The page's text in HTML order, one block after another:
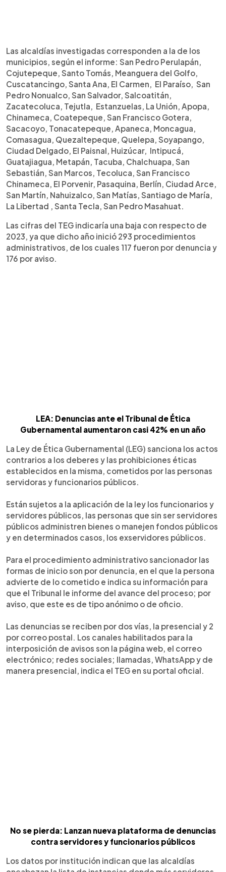
Las alcaldías investigadas corresponden a la de los
municipios, según el informe: San Pedro Perulapán,
Cojutepeque, Santo Tomás, Meanguera del Golfo,
Cuscatancingo, Santa Ana, El Carmen, El Paraíso, San
Pedro Nonualco, San Salvador, Salcoatitán,
Zacatecoluca, Tejutla, Estanzuelas, La Unión, Apopa,
Chinameca, Coatepeque, San Francisco Gotera,
Sacacoyo, Tonacatepeque, Apaneca, Moncagua,
Comasagua, Quezaltepeque, Quelepa, Soyapango,
Ciudad Delgado, El Paisnal, Huizúcar, Intipucá,
Guatajiagua, Metapán, Tacuba, Chalchuapa, San
Sebastián, San Marcos, Tecoluca, San Francisco
Chinameca, El Porvenir, Pasaquina, Berlín, Ciudad Arce,
San Martín, Nahuizalco, San Matías, Santiago de María,
La Libertad , Santa Tecla, San Pedro Masahuat.
Las cifras del TEG indicaría una baja con respecto de
2023, ya que dicho año inició 293 procedimientos
administrativos, de los cuales 117 fueron por denuncia y
176 por aviso.
LEA: Denuncias ante el Tribunal de Ética
Gubernamental aumentaron casi 42% en un año
La Ley de Ética Gubernamental (LEG) sanciona los actos
contrarios a los deberes y las prohibiciones éticas
establecidos en la misma, cometidos por las personas
servidoras y funcionarios públicos.
Están sujetos a la aplicación de la ley los funcionarios y
servidores públicos, las personas que sin ser servidores
públicos administren bienes o manejen fondos públicos
y en determinados casos, los exservidores públicos.
Para el procedimiento administrativo sancionador las
formas de inicio son por denuncia, en el que la persona
advierte de lo cometido e indica su información para
que el Tribunal le informe del avance del proceso; por
aviso, que este es de tipo anónimo o de oficio.
Las denuncias se reciben por dos vías, la presencial y 2
por correo postal. Los canales habilitados para la
interposición de avisos son la página web, el correo
electrónico; redes sociales; llamadas, WhatsApp y de
manera presencial, indica el TEG en su portal oficial.
No se pierda: Lanzan nueva plataforma de denuncias
contra servidores y funcionarios públicos
Los datos por institución indican que las alcaldías